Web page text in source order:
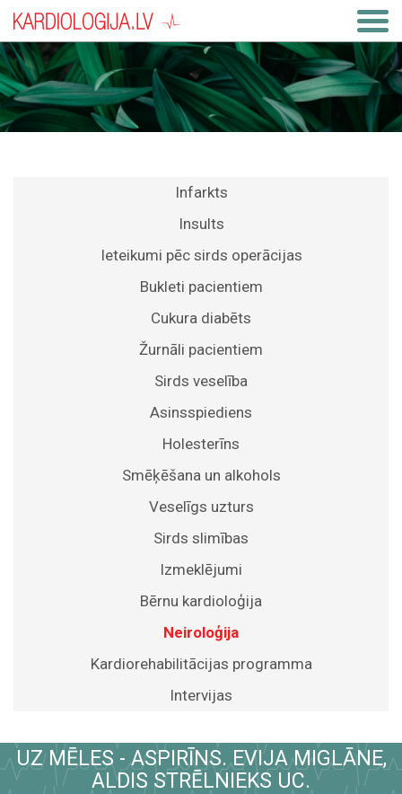
Infarkts
Insults
Ieteikumi pēc sirds operācijas
Bukleti pacientiem
Cukura diabēts
Žurnāli pacientiem
Sirds veselība
Asinsspiediens
Holesterīns
Smēķēšana un alkohols
Veselīgs uzturs
Sirds slimības
Izmeklējumi
Bērnu kardioloģija
Neiroloģija
Kardiorehabilitācijas programma
Intervijas
UZ MĒLES - ASPIRĪNS. EVIJA MIGLĀNE,
ALDIS STRĒLNIEKS UC.